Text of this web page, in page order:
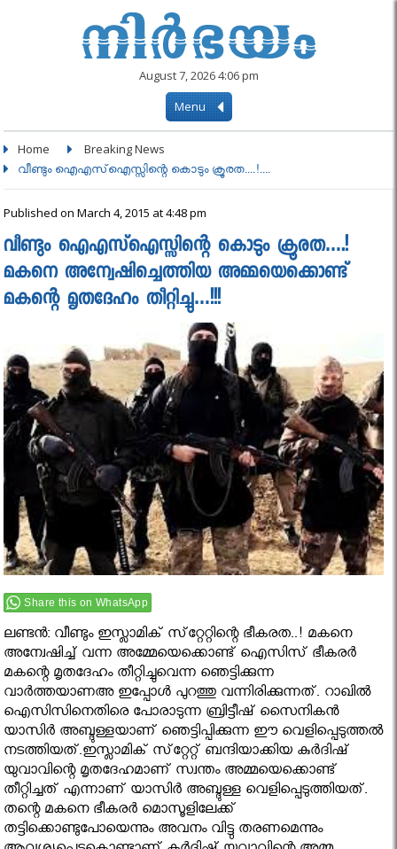
August 7, 2026 4:06 pm
Menu
Home Breaking News
വീണ്ടും ഐഎസ്‌ഐസ്സിന്റെ കൊടും ക്രൂരത....!....
Published on March 4, 2015 at 4:48 pm
വീണ്ടും ഐഎസ്‌ഐസ്സിന്റെ കൊടും ക്രൂരത….!
മകനെ അന്വേഷിച്ചെത്തിയ അമ്മയെക്കൊണ്ട്
മകന്റെ മൃതദേഹം തീറ്റിച്ചു…!!!
Share this on WhatsApp
ലണ്ടന്‍: വീണ്ടും ഇസ്ലാമിക്‌ സ്‌റ്റേറ്റിന്റെ ഭീകരത..! മകനെ
അന്വേഷിച്ച് വന്ന അമ്മേയെക്കൊണ്ട് ഐസിസ് ഭീകരര്‍
മകന്റെ മൃതദേഹം തീറ്റിച്ചുവെന്ന ഞെട്ടിക്കുന്ന
വാര്‍ത്തയാണഅ ഇപ്പോള്‍ പുറത്തു വന്നിരിക്കുന്നത്. റാഖില്‍
ഐസിസിനെതിരെ പോരാടുന്ന ബ്രിട്ടീഷ് സൈനികന്‍
യാസിര്‍ അബ്ദുള്ളയാണ് ഞെട്ടിപ്പിക്കുന്ന ഈ വെളിപ്പെടുത്തല്‍
നടത്തിയത്.ഇസ്ലാമിക് സ്‌റ്റേറ്റ് ബന്ദിയാക്കിയ കുര്‍ദിഷ്
യുവാവിന്റെ മൃതദേഹമാണ് സ്വന്തം അമ്മയെക്കൊണ്ട്
തീറ്റിച്ചത് എന്നാണ് യാസിര്‍ അബ്ദുള്ള വെളിപ്പെടുത്തിയത്.
തന്റെ മകനെ ഭീകരര്‍ മൊസൂളിലേക്ക്
തട്ടിക്കൊണ്ടുപോയെന്നും അവനം വിട്ടു തരണമെന്നും